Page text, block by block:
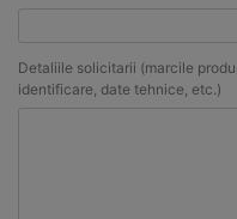
Detaliile solicitarii (marcile
identificare, date tehnice, etc.)